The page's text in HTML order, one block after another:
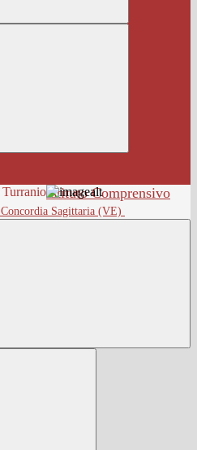
Istituto Comprensivo
Concordia Sagittaria (VE)